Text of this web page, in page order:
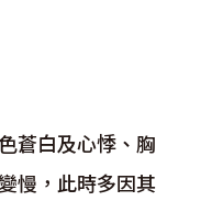
蒼白及心悸、胸
慢，此時多因其